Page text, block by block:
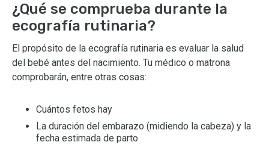
¿Qué se comprueba durante la
ecografía rutinaria?
El propósito de la ecografía rutinaria es evaluar la salud
del bebé antes del nacimiento. Tu médico o matrona
comprobarán, entre otras cosas:
Cuántos fetos hay
La duración del embarazo (midiendo la cabeza) y la
fecha estimada de parto